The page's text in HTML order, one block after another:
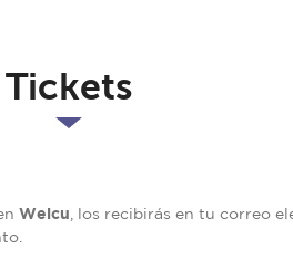
Tickets
Welcu , los recibirás en tu correo